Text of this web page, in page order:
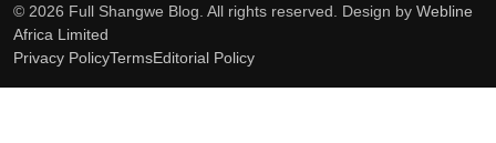
© 2026 Full Shangwe Blog. All rights reserved. Design by Webline
Africa Limited
Privacy PolicyTermsEditorial Policy